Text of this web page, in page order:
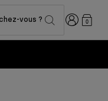
vous ? Connexion
0